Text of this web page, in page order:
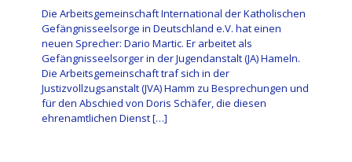
Die Arbeitsgemeinschaft International der Katholischen
Gefängnisseelsorge in Deutschland e.V. hat einen
neuen Sprecher: Dario Martic. Er arbeitet als
Gefängnisseelsorger in der Jugendanstalt (JA) Hameln.
Die Arbeitsgemeinschaft traf sich in der
Justizvollzugsanstalt (JVA) Hamm zu Besprechungen und
für den Abschied von Doris Schäfer, die diesen
ehrenamtlichen Dienst[…]